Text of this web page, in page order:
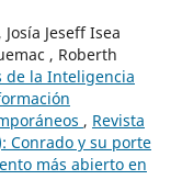
Jeseff Isea
, Roberth
de la Inteligencia
, Revista
Conrado y su porte
más abierto en